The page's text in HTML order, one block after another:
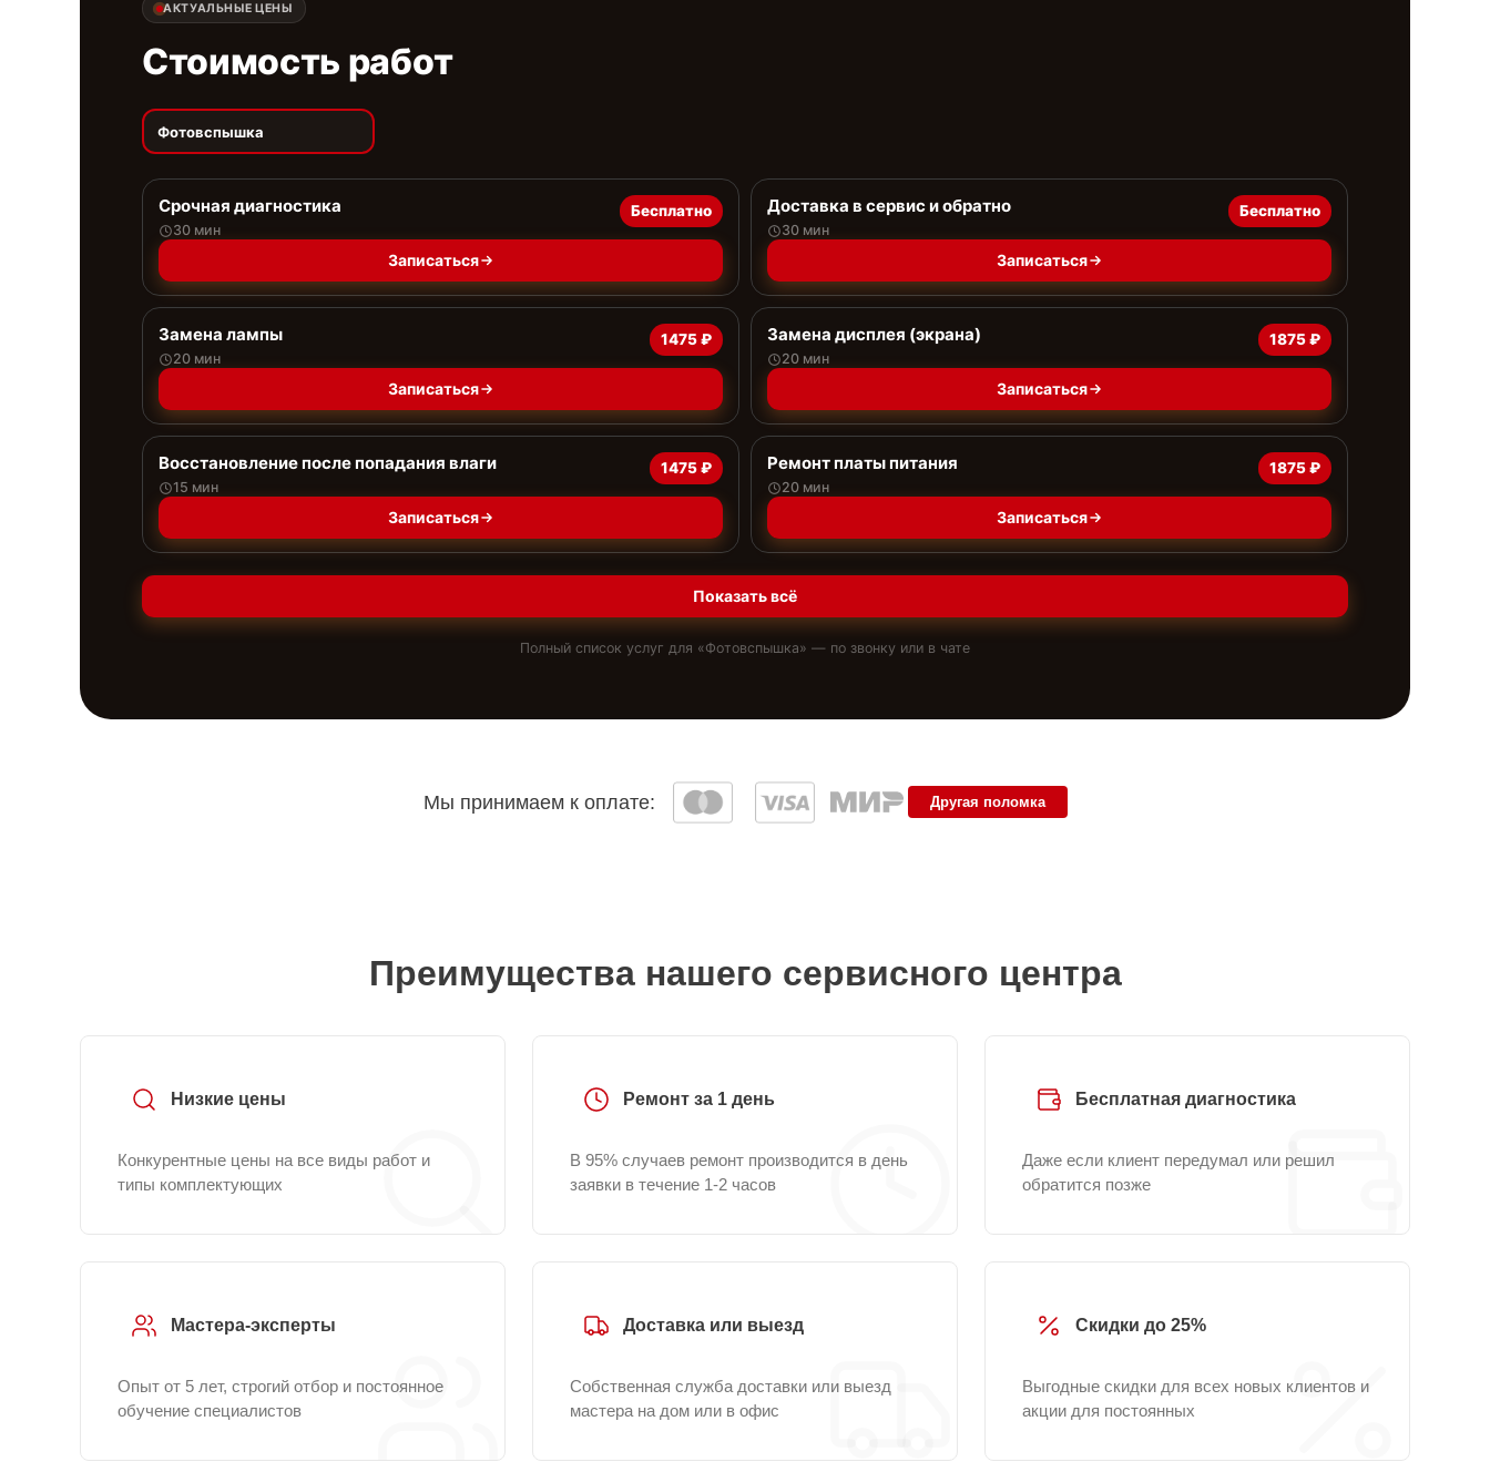
АКТУАЛЬНЫЕ ЦЕНЫ
Стоимость работ
Фотовспышка
Срочная диагностика
30 мин
Бесплатно
Записаться
Доставка в сервис и обратно
30 мин
Бесплатно
Записаться
Замена лампы
20 мин
1475 ₽
Записаться
Замена дисплея (экрана)
20 мин
1875 ₽
Записаться
Восстановление после попадания влаги
15 мин
1475 ₽
Записаться
Ремонт платы питания
20 мин
1875 ₽
Записаться
Показать всё
Полный список услуг для «Фотовспышка» — по звонку или в чате
Мы принимаем к оплате: Другая поломка
Преимущества нашего сервисного центра
Низкие цены
Конкурентные цены на все виды работ и
типы комплектующих
Ремонт за 1 день
В 95% случаев ремонт производится в день
заявки в течение 1-2 часов
Бесплатная диагностика
Даже если клиент передумал или решил
обратится позже
Мастера-эксперты
Опыт от 5 лет, строгий отбор и постоянное
обучение специалистов
Доставка или выезд
Собственная служба доставки или выезд
мастера на дом или в офис
Скидки до 25%
Выгодные скидки для всех новых клиентов и
акции для постоянных